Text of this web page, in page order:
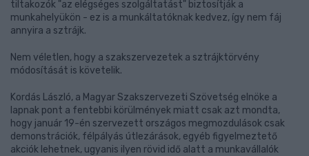
tiltakozók "az elégséges szolgáltatást" biztosítják a
munkahelyükön - ez is a munkáltatóknak kedvez, így nem fáj
annyira a sztrájk.
Nem véletlen, hogy a szakszervezetek a sztrájktörvény
módosítását is követelik.
Kordás László, a Magyar Szakszervezeti Szövetség elnöke a
lapnak pont a fentebbi körülmények miatt csak azt mondta,
hogy január 19-én szervezett országos megmozdulások csak
demonstrációk, félpályás útlezárások, egyéb figyelmeztető
akciók lehetnek, ugyanis ilyen rövid idő alatt a munkavállalók